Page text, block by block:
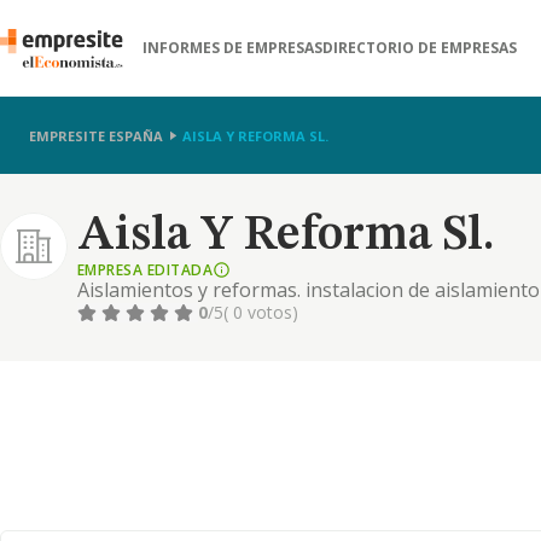
INFORMES DE EMPRESASDIRECTORIO DE EMPRESAS
EMPRESITE ESPAÑA AISLA Y REFORMA SL.
Aisla Y Reforma Sl.
EMPRESA EDITADA
Aislamientos y reformas. instalacion de
reformas, insonorizacion, techos de madera
0/5( 0 votos)